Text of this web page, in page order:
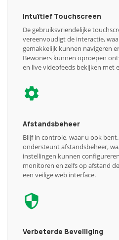
Intuïtief Touchscreen
De gebruiksvriendelijke
vereenvoudigt de interactie,
gemakkelijk kunnen navigeren
Bewoners kunnen oproepen
en live videofeeds bekijken met
Afstandsbeheer
Blijf in controle, waar u ook
ondersteunt afstandsbeheer,
instellingen kunnen
monitoren en zelfs op afstand
een veilige web interface.
Verbeterde Beveiliging